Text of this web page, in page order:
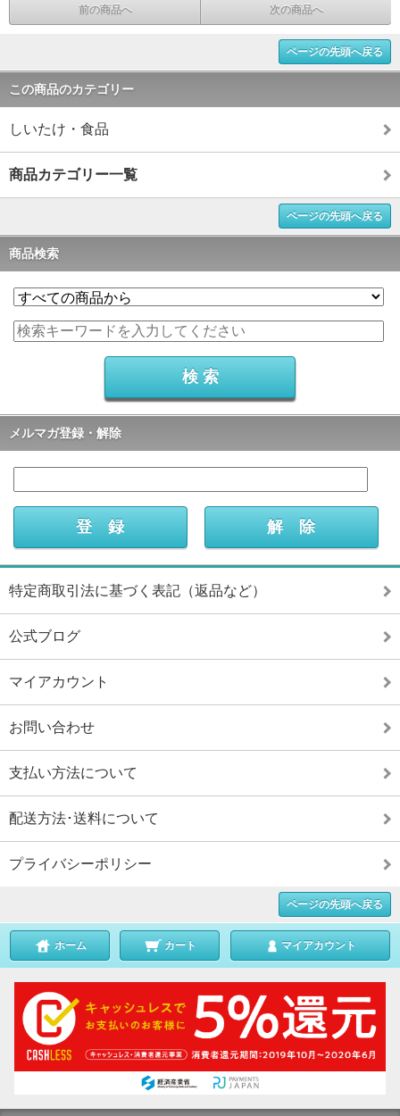
前の商品へ 次の商品へ
ページの先頭へ戻る
この商品のカテゴリー
しいたけ・食品
商品カテゴリー一覧
ページの先頭へ戻る
商品検索
メルマガ登録・解除
特定商取引法に基づく表記（返品など）
公式ブログ
マイアカウント
お問い合わせ
支払い方法について
配送方法･送料について
プライバシーポリシー
ページの先頭へ戻る
ホーム カート マイアカウント